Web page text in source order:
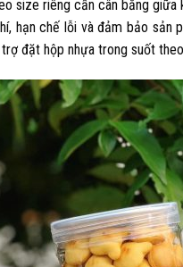
size riêng cần cân bằng
hạn chế lỗi và đảm bảo
đặt hộp nhựa trong suốt